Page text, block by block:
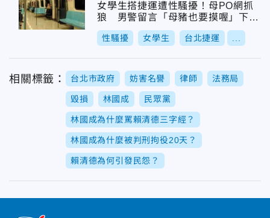
女學生搭捷運遭性騷擾！母PO網抓
狼 男警留言「母豬也要摸喔」下場
慘了
性騷擾 女學生 台北捷運
相關標籤： 台北市政府 妨害名譽 律師 法務局
毀損 林國成 民眾黨
林國成為什麼罵賴清德三字經？
林國成為什麼被判刑拘役20天？
賴清德為何引發民怨？